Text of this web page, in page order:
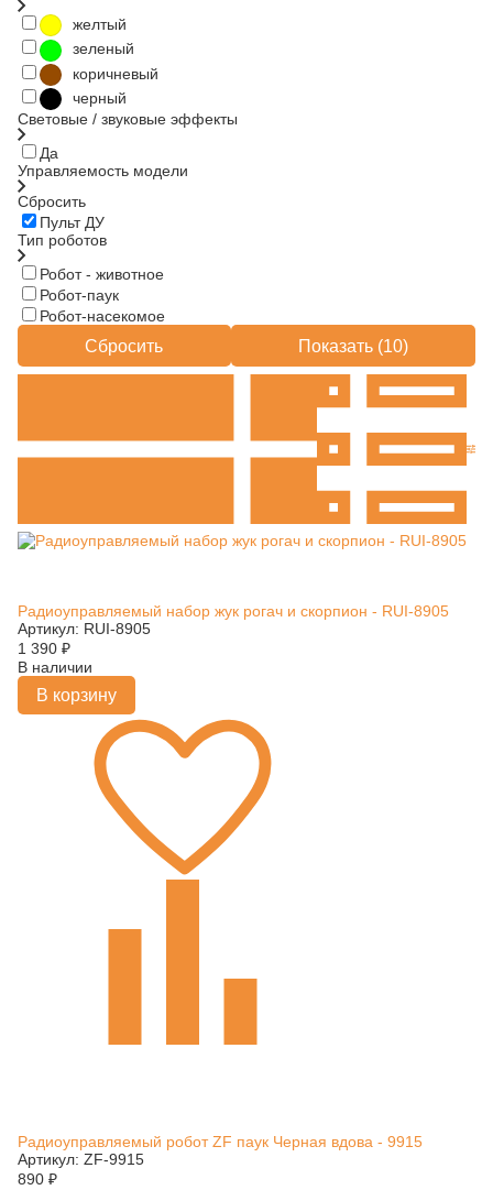
желтый
зеленый
коричневый
черный
Световые / звуковые эффекты
Да
Управляемость модели
Сбросить
Пульт ДУ
Тип роботов
Робот - животное
Робот-паук
Робот-насекомое
Сбросить Показать (10)
Радиоуправляемый набор жук рогач и скорпион - RUI-8905
Артикул: RUI-8905
1 390 ₽
В наличии
В корзину
Радиоуправляемый робот ZF паук Черная вдова - 9915
Артикул: ZF-9915
890 ₽